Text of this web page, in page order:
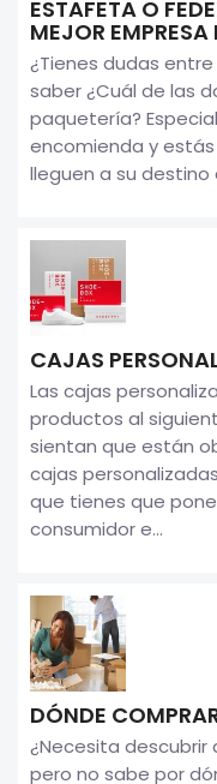
ESTAFETA O
MEJOR
¿Tienes dudas entre
saber ¿Cuál de las
paquetería?
encomienda y
lleguen a su destino
CAJAS
Las cajas
productos al
sientan que están
cajas
que tienes que
consumidor e...
DÓNDE
¿Necesita
pero no sabe por